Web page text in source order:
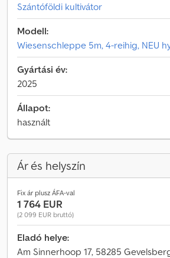
Szántóföldi kultivátor
Modell:
Wiesenschleppe 5m, 4-reihig, NEU
Gyártási év:
2025
Állapot:
használt
Ár és helyszín
Fix ár plusz ÁFA-val
1 764 EUR
(2 099 EUR bruttó)
Eladó helye:
Am Sinnerhoop 17, 58285